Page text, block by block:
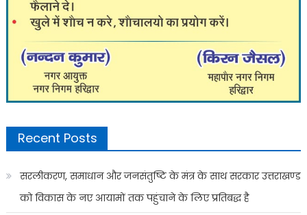
Recent Posts
सरलीकरण, समाधान और जनसंतुष्टि के मंत्र के साथ सरकार उत्तराखण्ड
को विकास के नए आयामों तक पहुंचाने के लिए प्रतिबद्ध है